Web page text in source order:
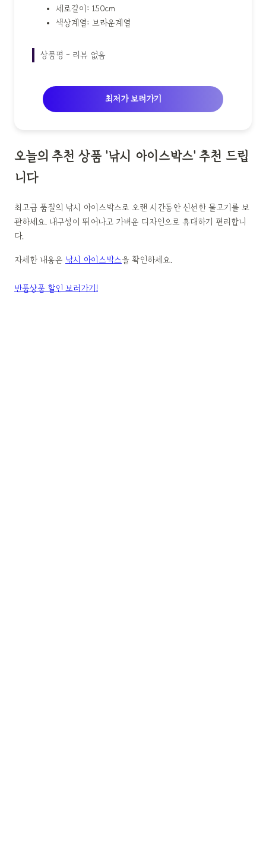
세로길이: 150cm
색상계열: 브라운계열
상품평 - 리뷰 없음
최저가 보러가기
오늘의 추천 상품 '낚시 아이스박스' 추천 드립
니다
최고급 품질의 낚시 아이스박스로 오랜 시간동안 신선한 물고기를 보
관하세요. 내구성이 뛰어나고 가벼운 디자인으로 휴대하기 편리합니
다.
자세한 내용은 낚시 아이스박스을 확인하세요.
반품상품 할인 보러가기!